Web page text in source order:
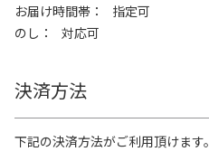
お届け時間帯
指定可
のし
対応可
決済方法
下記の決済方法がご利用頂けます。